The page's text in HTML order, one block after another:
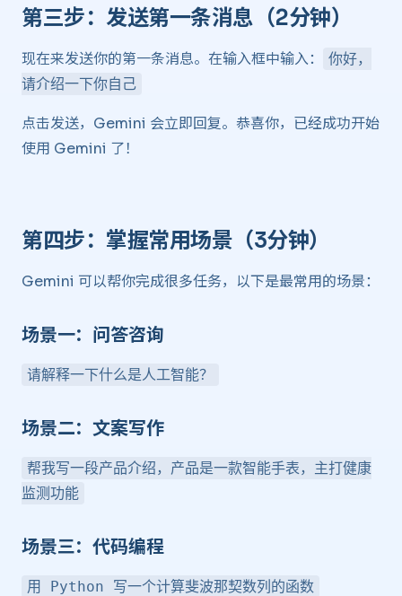
第三步：发送第一条消息（2分钟） ​
现在来发送你的第一条消息。在输入框中输入：
你好，
请介绍一下你自己
点击发送，Gemini 会立即回复。恭喜你，已经成功开始
使用 Gemini 了！
第四步：掌握常用场景（3分钟） ​
Gemini 可以帮你完成很多任务，以下是最常用的场景：
场景一：问答咨询 ​
请解释一下什么是人工智能？
场景二：文案写作 ​
帮我写一段产品介绍，产品是一款智能手表，主打健康
监测功能
场景三：代码编程 ​
用 Python 写一个计算斐波那契数列的函数